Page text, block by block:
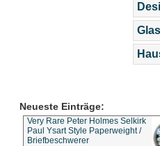
Neueste Einträge:
Very Rare Peter Holmes Selkirk
Paul Ysart Style Paperweight /
Briefbeschwerer